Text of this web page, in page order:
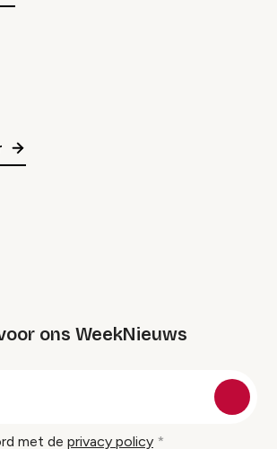
ons WeekNieuws
met de privacy policy